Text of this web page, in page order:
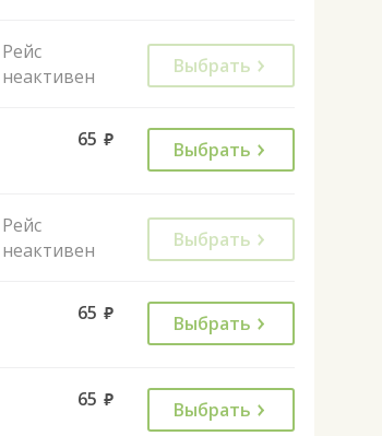
Рейс
неактивен
Выбрать
65 руб. Выбрать
Рейс
неактивен
Выбрать
65 руб. Выбрать
65 руб. Выбрать